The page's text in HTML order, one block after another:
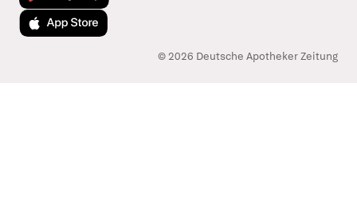
Laden im App Store
© 2026 Deutsche Apotheker Zeitung